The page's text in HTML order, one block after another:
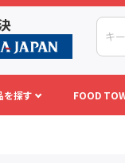
を探す FOOD